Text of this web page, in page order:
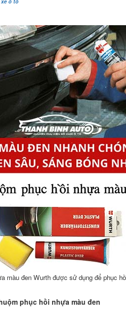
màu đen Wurth được sử dụng để phục
phục hồi nhựa màu đen